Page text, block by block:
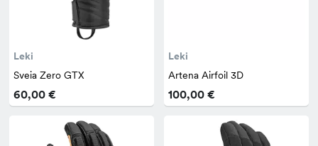
Leki
Sveia Zero GTX
60,00 €
Leki
Artena Airfoil 3D
100,00 €